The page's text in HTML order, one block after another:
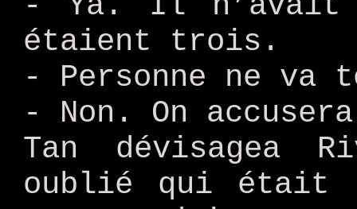
étaient trois.
- Personne ne va
- Non. On
Tan dévisagea
oublié qui était